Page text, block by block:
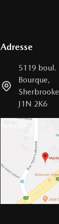
Adresse
5119 boul.
Bourque,
Sherbrooke
J1N 2K6